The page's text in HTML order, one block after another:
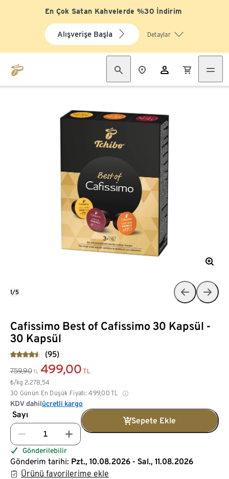
En Çok Satan Kahvelerde %30 İndirim
Alışverişe Başla Detaylar
Cafissimo Best of Cafissimo 30 Kapsül -
30 Kapsül
(95)
759,90 TL 499,00 TL
₺/kg 2.278,54
30 Günün En Düşük Fiyatı: 499,00 TL
KDV dahilücretli kargo
Sayı
Sepete Ekle
Gönderilebilir
Gönderim tarihi: Pzt., 10.08.2026 - Sal., 11.08.2026
Ürünü favorilerime ekle
1/5